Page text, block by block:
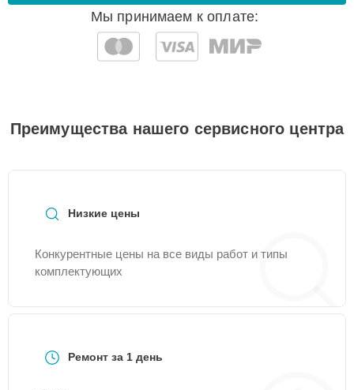
Мы принимаем к оплате:
Преимущества нашего сервисного центра
Низкие цены
Конкурентные цены на все виды работ и типы
комплектующих
Ремонт за 1 день